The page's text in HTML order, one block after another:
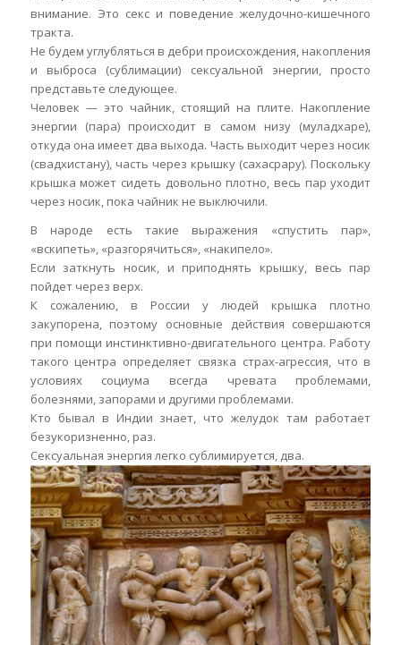
внимание. Это секс и поведение желудочно-кишечного
тракта.
Не будем углубляться в дебри происхождения, накопления
и выброса (сублимации) сексуальной энергии, просто
представьте следующее.
Человек — это чайник, стоящий на плите. Накопление
энергии (пара) происходит в самом низу (муладхаре),
откуда она имеет два выхода. Часть выходит через носик
(свадхистану), часть через крышку (сахасрару). Поскольку
крышка может сидеть довольно плотно, весь пар уходит
через носик, пока чайник не выключили.
В народе есть такие выражения «спустить пар»,
«вскипеть», «разгорячиться», «накипело».
Если заткнуть носик, и приподнять крышку, весь пар
пойдет через верх.
К сожалению, в России у людей крышка плотно
закупорена, поэтому основные действия совершаются
при помощи инстинктивно-двигательного центра. Работу
такого центра определяет связка страх-агрессия, что в
условиях социума всегда чревата проблемами,
болезнями, запорами и другими проблемами.
Кто бывал в Индии знает, что желудок там работает
безукоризненно, раз.
Сексуальная энергия легко сублимируется, два.